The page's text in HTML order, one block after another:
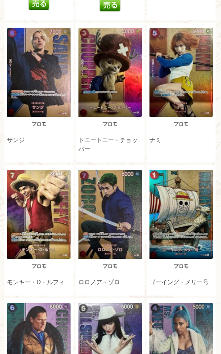
プロモ
サンジ
プロモ
トニートニー・チョッ
パー
プロモ
ナミ
プロモ
モンキー・D・ルフィ
プロモ
ロロノア・ゾロ
プロモ
ゴーイング・メリー号